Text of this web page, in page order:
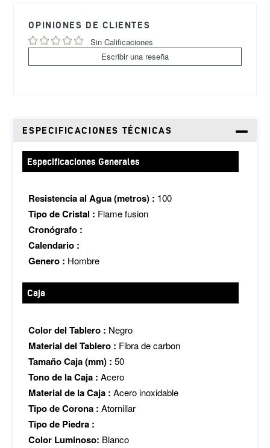
carrito
OPINIONES DE CLIENTES
Sin Calificaciones
Escribir una reseña
ESPECIFICACIONES TÉCNICAS
Especificaciones Generales
Resistencia al Agua (metros) : 100
Tipo de Cristal : Flame fusion
Cronógrafo :
Calendario :
Genero : Hombre
Caja
Color del Tablero : Negro
Material del Tablero : Fibra de carbon
Tamaño Caja (mm) :50
Tono de la Caja :Acero
Material de la Caja :Acero inoxidable
Tipo de Corona :Atornillar
Tipo de Piedra :
Color Luminoso: Blanco